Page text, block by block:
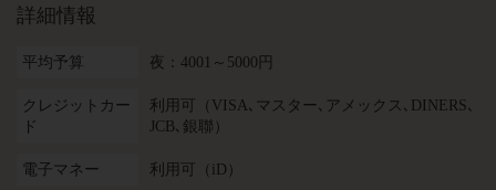
詳細情報
平均予算 夜：4001～5000円
クレジットカー
ド
利用可（VISA､マスター､アメックス､DINERS､
JCB､銀聯）
電子マネー 利用可（iD）